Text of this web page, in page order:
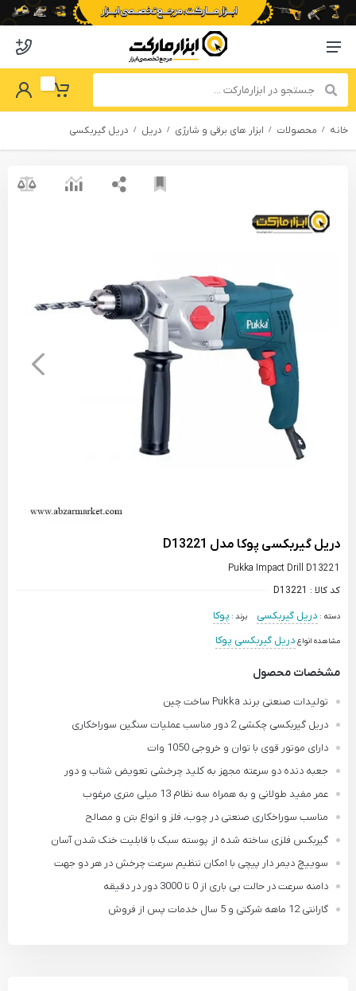
Menu Navigation
My Basket
Password
خانه محصولات ابزار های برقی و شارژی دریل دریل گیربکسی
دریل گیربکسی پوکا مدل D13221
Pukka Impact Drill D13221
کد کالا : D13221
دسته : دریل گیربکسی برند : پوکا
مشاهده انواع دریل گیربکسی پوکا
مشخصات محصول
تولیدات صنعتی برند Pukka ساخت چین
دریل گیربکسی چکشی 2 دور مناسب عملیات سنگین سوراخکاری
دارای موتور قوی با توان و خروجی 1050 وات
جعبه دنده دو سرعته مجهز به کلید چرخشی تعویض شتاب و دور
عمر مفید طولانی و به همراه سه نظام 13 میلی متری مرغوب
مناسب سوراخکاری صنعتی در چوب، فلز و انواع بتن و مصالح
گیربکس فلزی ساخته شده از پوسته سبک با قابلیت خنک شدن آسان
سوییچ دیمر دار پیچی با امکان تنظیم سرعت چرخش در هر دو جهت
دامنه سرعت در حالت بی باری از 0 تا 3000 دور در دقیقه
گارانتی 12 ماهه شرکتی و 5 سال خدمات پس از فروش